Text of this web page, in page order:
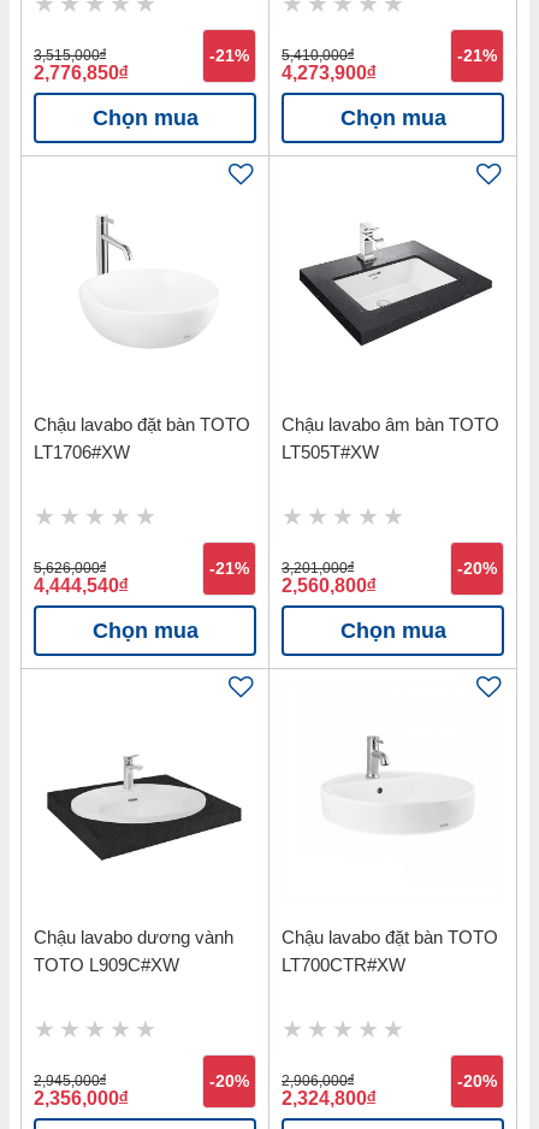
3,515,000đ
2,776,850đ
-21%
Chọn mua
5,410,000đ
4,273,900đ
-21%
Chọn mua
Chậu lavabo đặt bàn TOTO
LT1706#XW
5,626,000đ
4,444,540đ
-21%
Chọn mua
Chậu lavabo âm bàn TOTO
LT505T#XW
3,201,000đ
2,560,800đ
-20%
Chọn mua
Chậu lavabo dương vành
TOTO L909C#XW
2,945,000đ
2,356,000đ
-20%
Chậu lavabo đặt bàn TOTO
LT700CTR#XW
2,906,000đ
2,324,800đ
-20%